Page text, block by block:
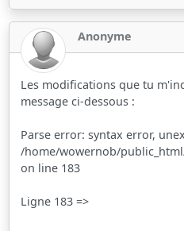
Anonyme
Les modifications que tu
message ci-dessous :
Parse error: syntax error,
/home/wowernob/
on line 183
Ligne 183 =>